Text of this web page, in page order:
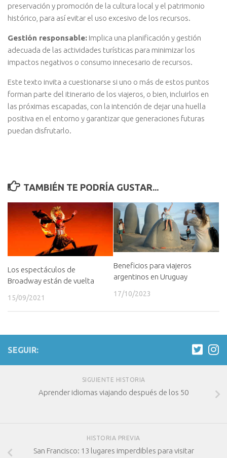
preservación y promoción de la cultura local y el patrimonio
histórico, para así evitar el uso excesivo de los recursos.
Gestión responsable: Implica una planificación y gestión
adecuada de las actividades turísticas para minimizar los
impactos negativos o consumo innecesario de recursos.
Este texto invita a cuestionarse si uno o más de estos puntos
forman parte del itinerario de los viajeros, o bien, incluirlos en
las próximas escapadas, con la intención de dejar una huella
positiva en el entorno y garantizar que generaciones futuras
puedan disfrutarlo.
TAMBIÉN TE PODRÍA GUSTAR...
Los espectáculos de
Broadway están de vuelta
15/09/2021
Beneficios para viajeros
argentinos en Uruguay
17/10/2023
SEGUIR:
SIGUIENTE HISTORIA
Aprender idiomas viajando después de los 50
HISTORIA PREVIA
San Francisco: 13 lugares imperdibles para visitar